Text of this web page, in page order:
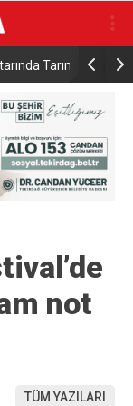
Destek DMM:
gerçek
not
TÜM YAZILARI